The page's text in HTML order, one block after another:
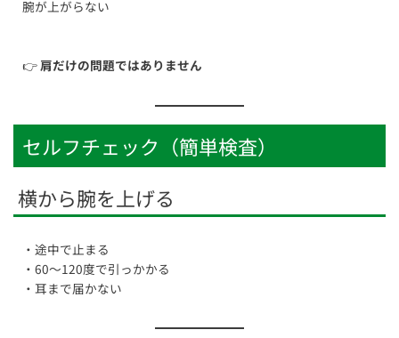
腕が上がらない
👉 肩だけの問題ではありません
セルフチェック（簡単検査）
横から腕を上げる
・途中で止まる
・60〜120度で引っかかる
・耳まで届かない